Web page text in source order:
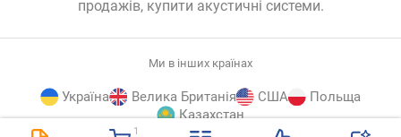
1
продажів, купити акустичні системи.
Ми в інших країнах
Україна Велика Британія США
Польща
Казахстан